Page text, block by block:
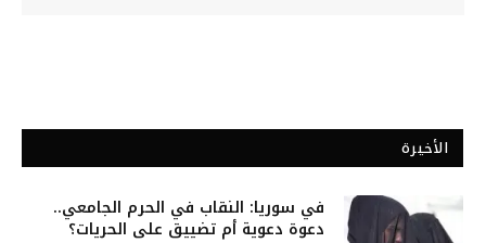
الأخيرة
في سوريا: النقاب في الحرم الجامعي..
دعوة دعوية أم تضييق على الحريات؟